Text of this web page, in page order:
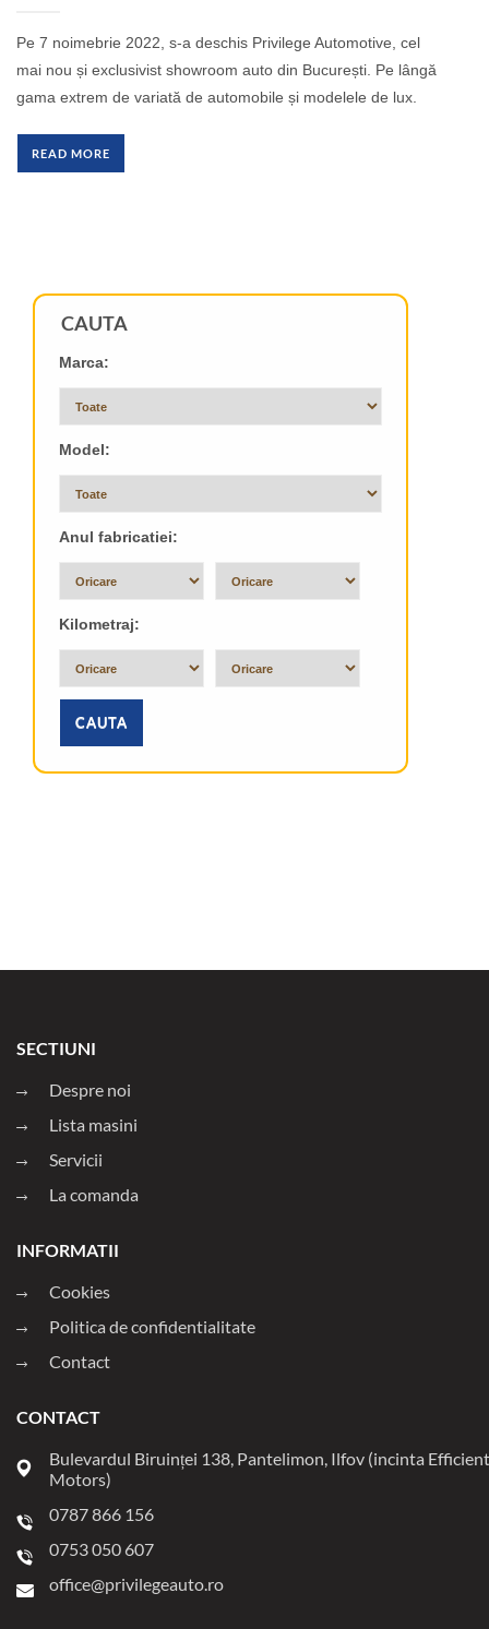
Pe 7 noimebrie 2022, s-a deschis Privilege Automotive, cel
mai nou și exclusivist showroom auto din București. Pe lângă
gama extrem de variată de automobile și modelele de lux.
READ MORE
CAUTA
Model:
Marca:
Anul fabricatiei:
Kilometraj:
CAUTA
SECTIUNI
Despre noi
Lista masini
Servicii
La comanda
INFORMATII
Cookies
Politica de confidentialitate
Contact
CONTACT
Bulevardul Biruinței 138, Pantelimon, Ilfov (incinta Efficient
Motors)
0787 866 156
0753 050 607
office@privilegeauto.ro